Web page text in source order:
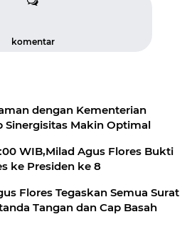
komentar
dengan Kementerian
Sinergisitas Makin Optimal
WIB,Milad Agus Flores Bukti
ke Presiden ke 8
Flores Tegaskan Semua Surat
Tangan dan Cap Basah